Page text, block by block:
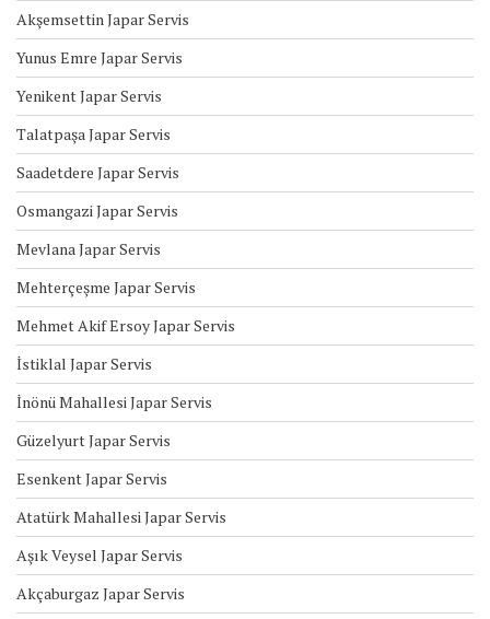
Akşemsettin Japar Servis
Yunus Emre Japar Servis
Yenikent Japar Servis
Talatpaşa Japar Servis
Saadetdere Japar Servis
Osmangazi Japar Servis
Mevlana Japar Servis
Mehterçeşme Japar Servis
Mehmet Akif Ersoy Japar Servis
İstiklal Japar Servis
İnönü Mahallesi Japar Servis
Güzelyurt Japar Servis
Esenkent Japar Servis
Atatürk Mahallesi Japar Servis
Aşık Veysel Japar Servis
Akçaburgaz Japar Servis